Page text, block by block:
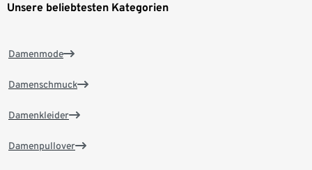
Unsere beliebtesten Kategorien
Damenmode
Damenschmuck
Damenkleider
Damenpullover